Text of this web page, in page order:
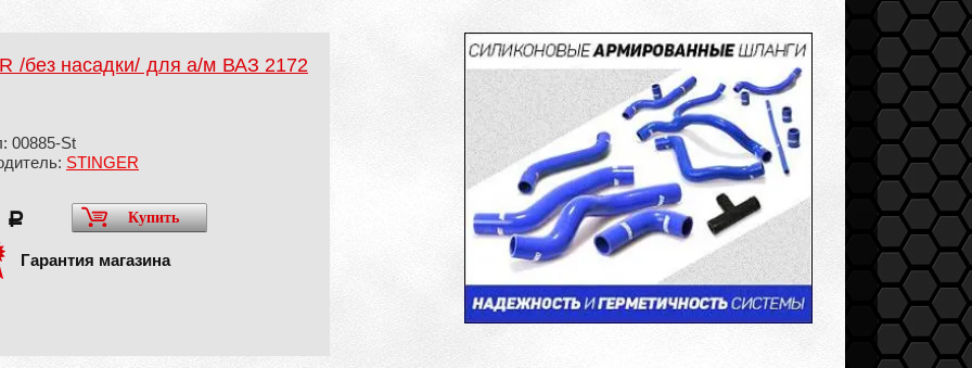
/без насадки/ для а/м ВАЗ 2172
00885-St
STINGER
a Купить
Гарантия магазина